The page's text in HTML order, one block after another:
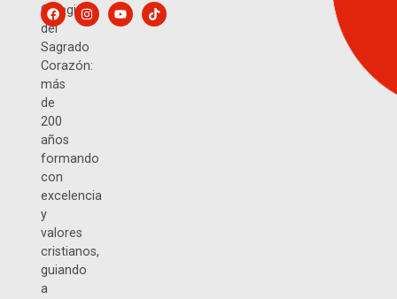
Colegio
del
Sagrado
Corazón:
más
de
200
años
formando
con
excelencia
y
valores
cristianos,
guiando
a